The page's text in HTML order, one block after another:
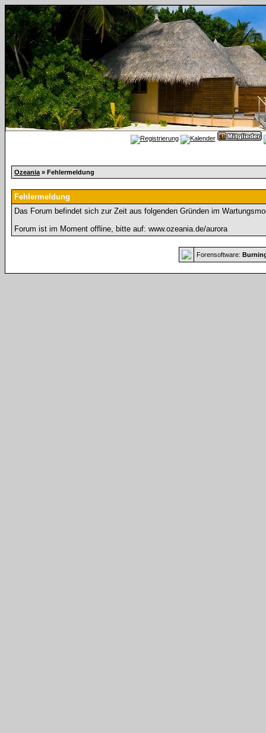
Ozeania » Fehlermeldung
Fehlermeldung
Das Forum befindet sich zur Zeit aus folgenden Gründen im
Forum ist im Moment offline, bitte auf: www.ozeania.de/aurora
Forensoftware: